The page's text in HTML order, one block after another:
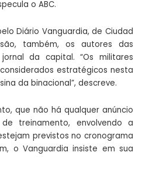
o ABC.
Diário Vanguardia, de Ciudad
também, os autores das
da capital. “Os militares
estratégicos nesta
da binacional”, descreve.
que não há qualquer anúncio
treinamento, envolvendo a
previstos no cronograma
o Vanguardia insiste em sua